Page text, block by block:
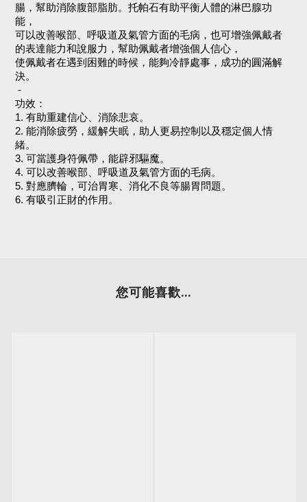
腸，幫助消除腹部脂肪。托帕石有助平衡人體的淋巴腺功
能，
可以改善喉部、呼吸道及氣管方面的毛病，也可增強佩戴者
的表達能力和說服力，幫助佩戴者增強個人信心，
使佩戴者在遇到困難的時候，能夠冷靜處事，成功的圓滿解
決。
-
功效：
1. 有助重建信心、消除悲哀。
2. 能消除疲勞，緩解失眠，助人更易控制以及穩定個人情
緒。
3. 可當護身符佩帶，能辟邪驅魔。
4. 可以改善喉部、呼吸道及氣管方面的毛病。
5. 對應臍輪，可治胃寒、消化不良等腸胃問題。
6. 有吸引正財的作用。
您可能喜歡...